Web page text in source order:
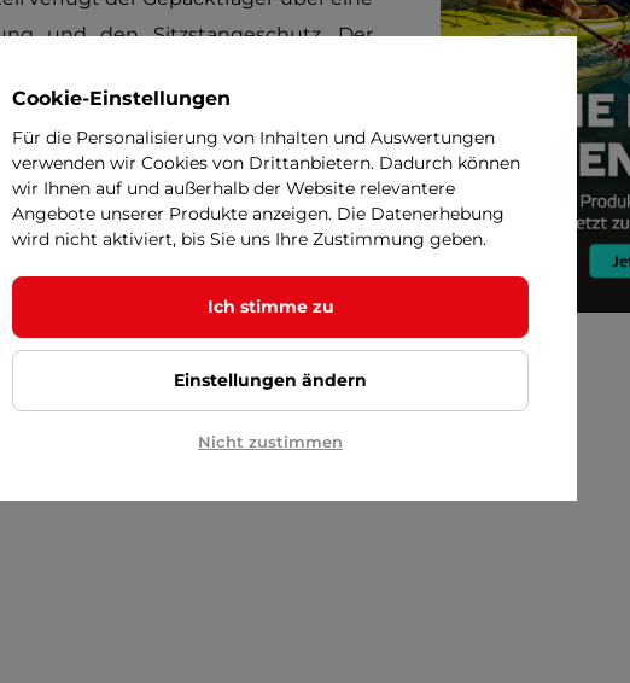
und den Sitzstangeschutz. Der
passt an die Sitzstangen mit
kann man eine Lampe oder
und Sitzstangeschutz
25,4 - 32 mm
Cookie-Einstellungen
Für die Personalisierung von Inhalten und Auswertungen
verwenden wir Cookies von Drittanbietern. Dadurch können
wir Ihnen auf und außerhalb der Website relevantere
Angebote unserer Produkte anzeigen. Die Datenerhebung
wird nicht aktiviert, bis Sie uns Ihre Zustimmung geben.
Ich stimme zu
Einstellungen ändern
Nicht zustimmen